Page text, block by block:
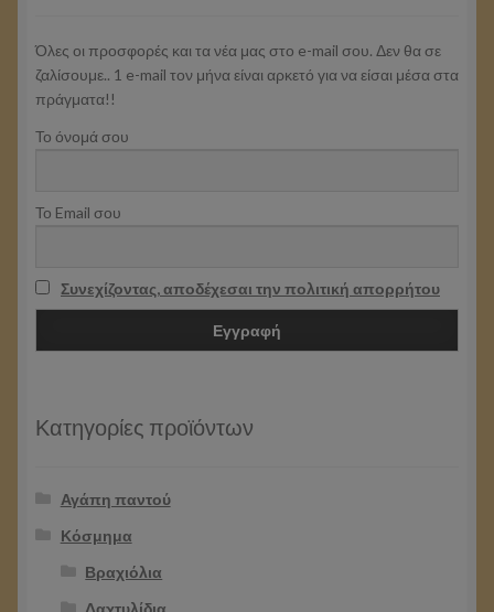
Όλες οι προσφορές και τα νέα μας στο e-mail σου. Δεν θα σε
ζαλίσουμε.. 1 e-mail τον μήνα είναι αρκετό για να είσαι μέσα στα
πράγματα!!
Το όνομά σου
Το Email σου
Συνεχίζοντας, αποδέχεσαι την πολιτική απορρήτου
Κατηγορίες προϊόντων
Αγάπη παντού
Κόσμημα
Βραχιόλια